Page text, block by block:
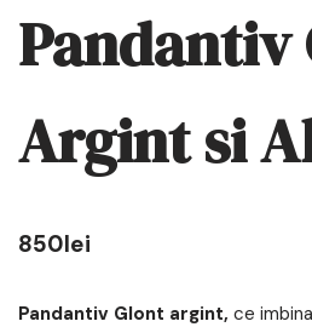
Pandantiv
Argint si
850lei
Pandantiv Glont argint, ce